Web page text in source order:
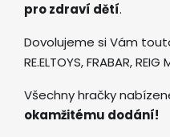
pro zdraví dětí.
Dovolujeme si Vám
RE.ELTOYS, FRABAR,
Všechny hračky
okamžitému dodání!